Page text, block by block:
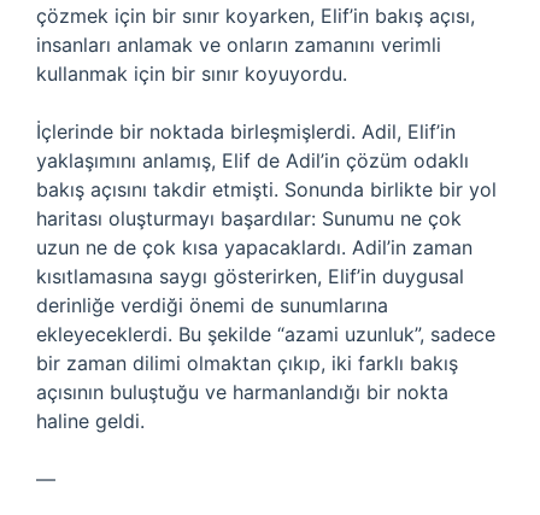
çözmek için bir sınır koyarken, Elif’in bakış açısı,
insanları anlamak ve onların zamanını verimli
kullanmak için bir sınır koyuyordu.
İçlerinde bir noktada birleşmişlerdi. Adil, Elif’in
yaklaşımını anlamış, Elif de Adil’in çözüm odaklı
bakış açısını takdir etmişti. Sonunda birlikte bir yol
haritası oluşturmayı başardılar: Sunumu ne çok
uzun ne de çok kısa yapacaklardı. Adil’in zaman
kısıtlamasına saygı gösterirken, Elif’in duygusal
derinliğe verdiği önemi de sunumlarına
ekleyeceklerdi. Bu şekilde “azami uzunluk”, sadece
bir zaman dilimi olmaktan çıkıp, iki farklı bakış
açısının buluştuğu ve harmanlandığı bir nokta
haline geldi.
—